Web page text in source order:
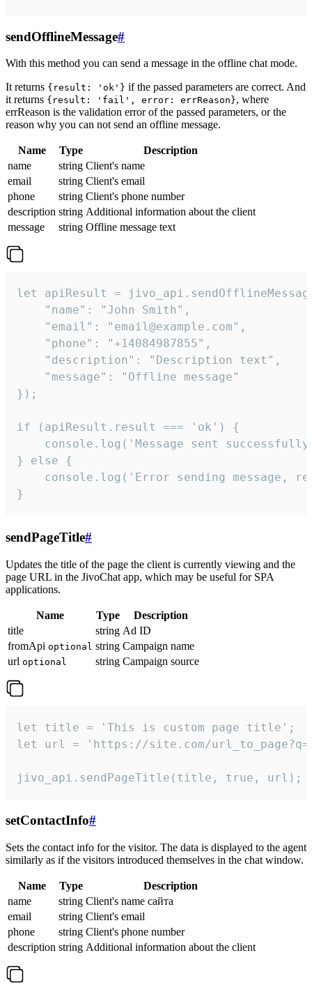
sendOfflineMessage#
With this method you can send a message in the offline chat mode.
It returns {result: 'ok'} if the passed parameters are correct. And
it returns {result: 'fail', error: errReason}, where
errReason is the validation error of the passed parameters, or the
reason why you can not send an offline message.
Name Type
Description
name
string Client's name
email
string Client's email
phone
string Client's phone number
description string Additional information about the client
message
string Offline message text
let apiResult =
    "name": "John Smith",
    "email": "email@example.com",
    "phone": "+14084987855",
    "description": "Description text",
    "message": "Offline message"
});
if (apiResult.result === 'ok') {
console.log('Message sent
} else {
console.log('Error sending message,
}
sendPageTitle#
Updates the title of the page the client is currently viewing and the
page URL in the JivoChat app, which may be useful for SPA
applications.
Name Type
Description
title
string Ad ID
fromApi optional string Campaign name
url optional string Campaign source
let title = 'This is custom page title';
let url = 'https://site.com/
jivo_api.sendPageTitle(title, true, url);
setContactInfo#
Sets the contact info for the visitor. The data is displayed to the agent
similarly as if the visitors introduced themselves in the chat window.
Name Type
Description
name
string Client's name сайта
email
string Client's email
phone
string Client's phone number
description string Additional information about the client